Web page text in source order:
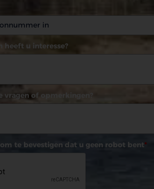
heeft u interesse?
vragen of opmerkingen?
te bevestigen dat u geen robot bent*